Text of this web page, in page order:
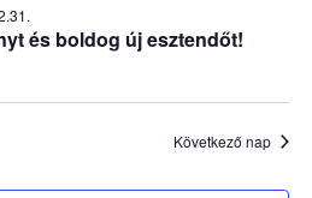
és boldog új esztendőt!
Következő nap